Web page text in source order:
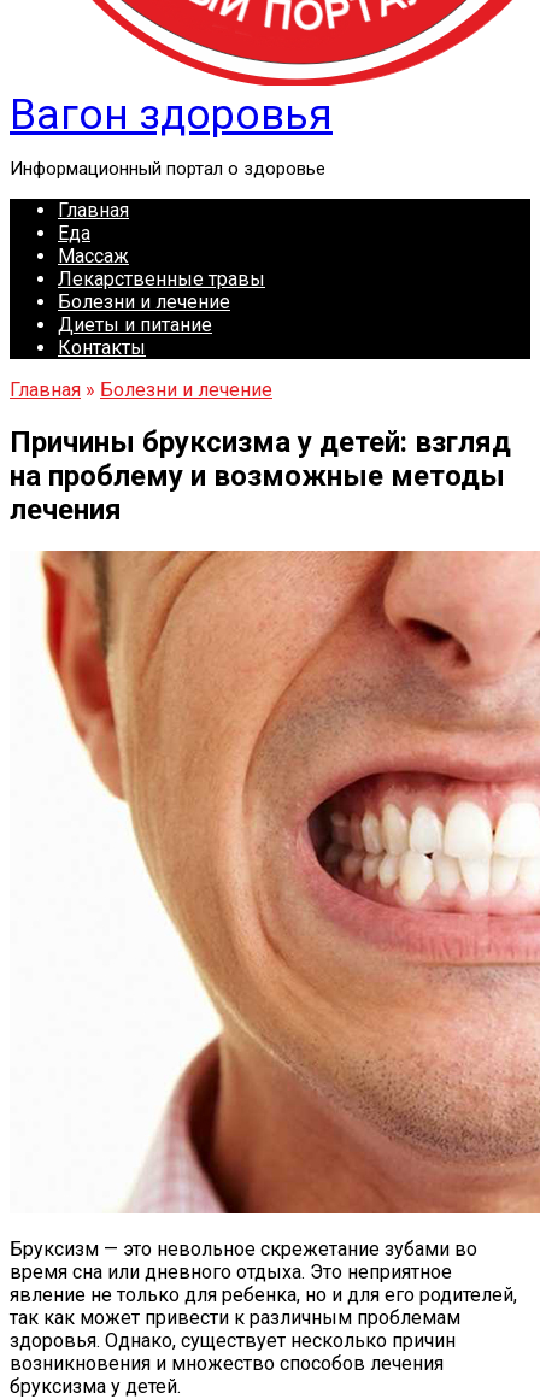
Вагон здоровья
Информационный портал о здоровье
Главная
Еда
Массаж
Лекарственные травы
Болезни и лечение
Диеты и питание
Контакты
Главная » Болезни и лечение
Причины бруксизма у детей: взгляд
на проблему и возможные методы
лечения
Бруксизм — это невольное скрежетание зубами во
время сна или дневного отдыха. Это неприятное
явление не только для ребенка, но и для его родителей,
так как может привести к различным проблемам
здоровья. Однако, существует несколько причин
возникновения и множество способов лечения
бруксизма у детей.